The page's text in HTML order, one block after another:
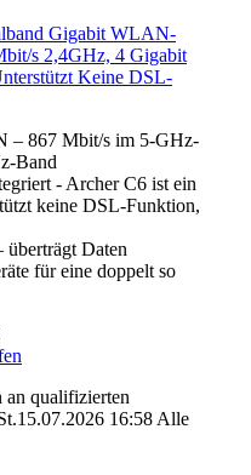
Gigabit WLAN-
s 2,4GHz, 4 Gigabit
Keine DSL-
– 867 Mbit/s im 5-GHz-
Band
- Archer C6 ist ein
keine DSL-Funktion,
Daten
für eine doppelt so
an qualifizierten
16:58 Alle